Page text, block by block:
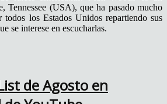
Tennessee (USA), que ha pasado mucho
todos los Estados Unidos repartiendo sus
se interese en escucharlas.
de Agosto en